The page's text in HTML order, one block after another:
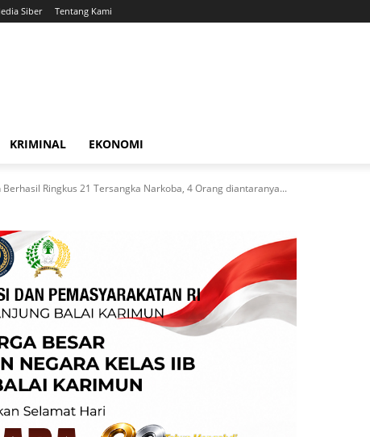
Siber Tentang Kami
KRIMINAL EKONOMI
Ringkus 21 Tersangka Narkoba, 4 Orang diantaranya...